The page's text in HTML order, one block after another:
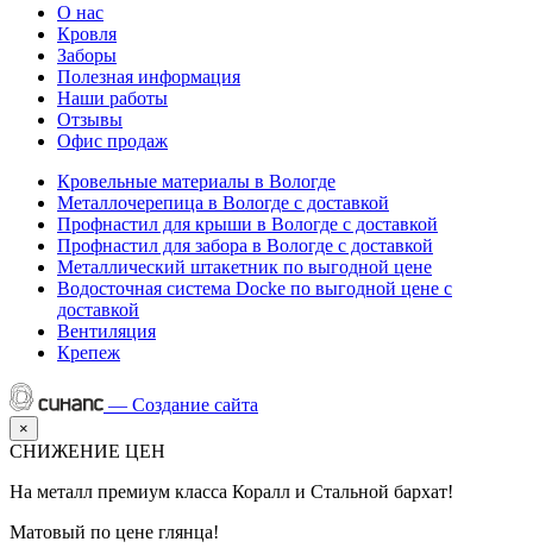
О нас
Кровля
Заборы
Полезная информация
Наши работы
Отзывы
Офис продаж
Кровельные материалы в Вологде
Металлочерепица в Вологде с доставкой
Профнастил для крыши в Вологде с доставкой
Профнастил для забора в Вологде с доставкой
Металлический штакетник по выгодной цене
Водосточная система Docke по выгодной цене с
доставкой
Вентиляция
Крепеж
— Создание сайта
×
СНИЖЕНИЕ ЦЕН
На металл премиум класса Коралл и Стальной бархат!
Матовый по цене глянца!